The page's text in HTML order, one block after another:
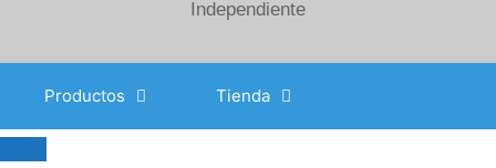
Independiente
Productos Tienda